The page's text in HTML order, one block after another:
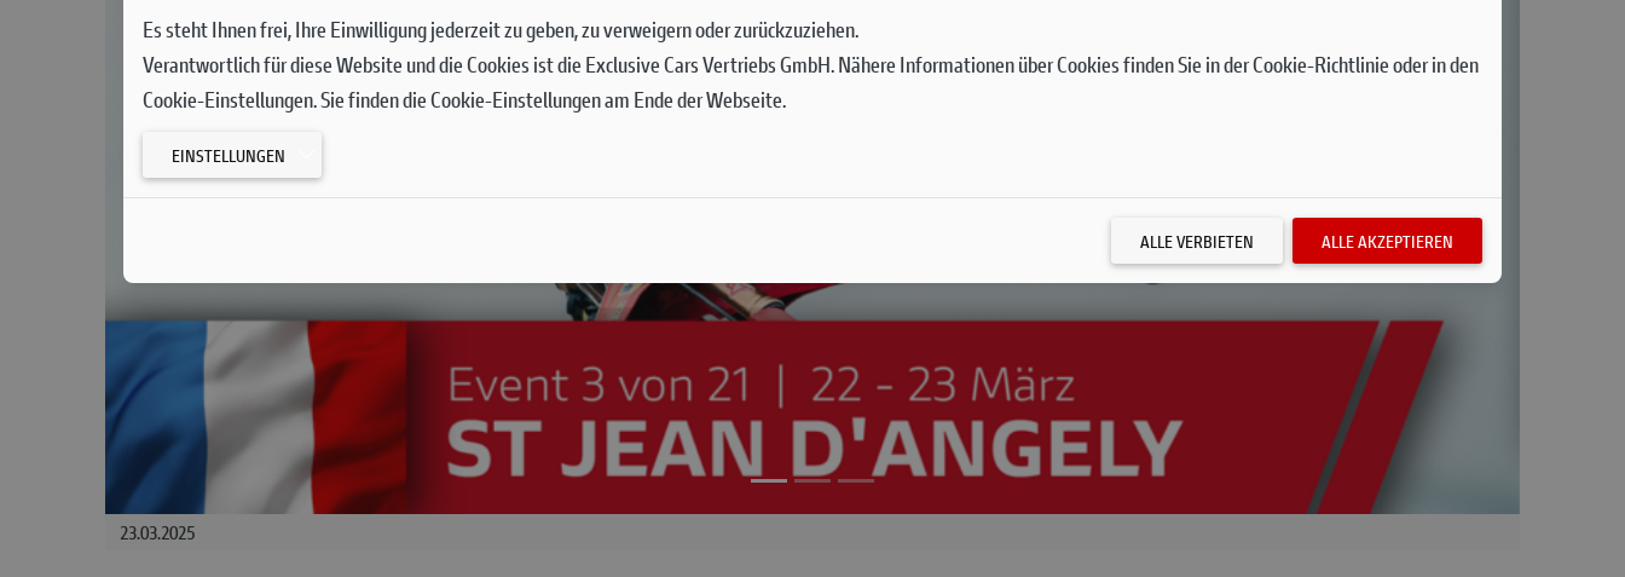
23.03.2025
Es steht Ihnen frei, Ihre Einwilligung jederzeit zu geben, zu verweigern oder zurückzuziehen.
Verantwortlich für diese Website und die Cookies ist die Exclusive Cars Vertriebs GmbH. Nähere Informationen über Cookies finden Sie in der Cookie-Richtlinie oder in den
Cookie-Einstellungen. Sie finden die Cookie-Einstellungen am Ende der Webseite.
EINSTELLUNGEN
ALLE VERBIETEN ALLE AKZEPTIEREN